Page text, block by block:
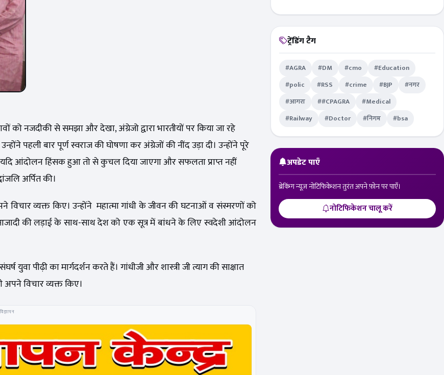
नजदीकी से समझा और देखा, अंग्रेजो द्वारा भारतीयों पर किया जा रहे
पहली बार पूर्ण स्वराज की घोषणा कर अंग्रेजों की नींद उड़ा दी। उन्होंने पूरे
आंदोलन हिंसक हुआ तो से कुचल दिया जाएगा और सफलता प्राप्त नहीं
अर्पित की।
व्यक्त किए। उन्होंने महात्मा गांधी के जीवन की घटनाओं व संस्मरणों को
आजादी की लड़ाई के साथ-साथ देश को एक सूत्र में बांधने के लिए स्वदेशी आंदोलन
पीढ़ी का मार्गदर्शन करते हैं। गांधीजी और शास्त्री जी त्याग की साक्षात
अपने विचार व्यक्त किए।
विज्ञापन
ट्रेंडिंग टैग
#AGRA #DM #cmo
#Education
#polic
#RSS #crime #BJP
#नगर
#आगरा
##CPAGRA
#Medical
#Railway
#Doctor #निगम #bsa
अपडेट पाएँ
ब्रेकिंग न्यूज़ नोटिफिकेशन तुरंत अपने फ़ोन पर पाएँ।
नोटिफिकेशन चालू करें